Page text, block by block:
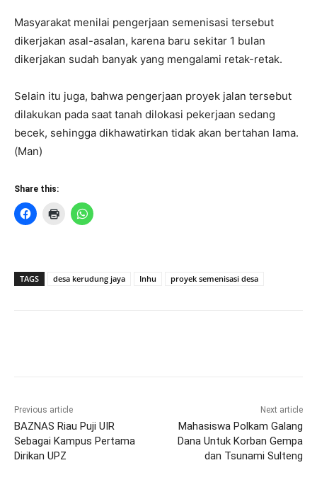
Masyarakat menilai pengerjaan semenisasi tersebut
dikerjakan asal-asalan, karena baru sekitar 1 bulan
dikerjakan sudah banyak yang mengalami retak-retak.
Selain itu juga, bahwa pengerjaan proyek jalan tersebut
dilakukan pada saat tanah dilokasi pekerjaan sedang
becek, sehingga dikhawatirkan tidak akan bertahan lama.
(Man)
Share this:
TAGS desa kerudung jaya Inhu proyek semenisasi desa
Previous article
BAZNAS Riau Puji UIR
Sebagai Kampus Pertama
Dirikan UPZ
Next article
Mahasiswa Polkam Galang
Dana Untuk Korban Gempa
dan Tsunami Sulteng